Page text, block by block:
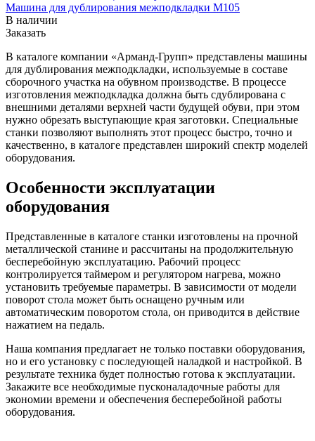
Машина для дублирования межподкладки M105
В наличии
Заказать
В каталоге компании «Арманд-Групп» представлены машины
для дублирования межподкладки, используемые в составе
сборочного участка на обувном производстве. В процессе
изготовления межподкладка должна быть сдублирована с
внешними деталями верхней части будущей обуви, при этом
нужно обрезать выступающие края заготовки. Специальные
станки позволяют выполнять этот процесс быстро, точно и
качественно, в каталоге представлен широкий спектр моделей
оборудования.
Особенности эксплуатации
оборудования
Представленные в каталоге станки изготовлены на прочной
металлической станине и рассчитаны на продолжительную
бесперебойную эксплуатацию. Рабочий процесс
контролируется таймером и регулятором нагрева, можно
установить требуемые параметры. В зависимости от модели
поворот стола может быть оснащено ручным или
автоматическим поворотом стола, он приводится в действие
нажатием на педаль.
Наша компания предлагает не только поставки оборудования,
но и его установку с последующей наладкой и настройкой. В
результате техника будет полностью готова к эксплуатации.
Закажите все необходимые пусконаладочные работы для
экономии времени и обеспечения бесперебойной работы
оборудования.